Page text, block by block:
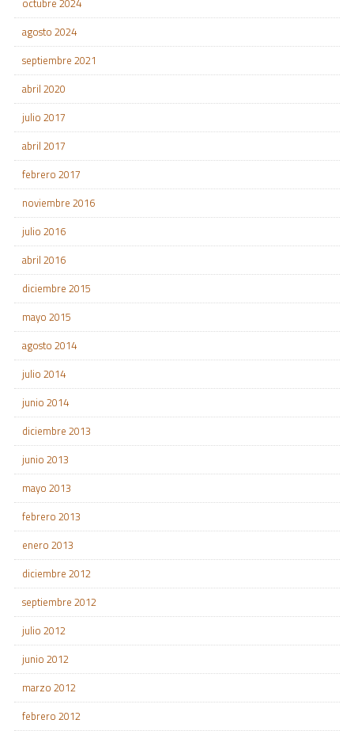
agosto 2024
septiembre 2021
abril 2020
julio 2017
abril 2017
febrero 2017
noviembre 2016
julio 2016
abril 2016
diciembre 2015
mayo 2015
agosto 2014
julio 2014
junio 2014
diciembre 2013
junio 2013
mayo 2013
febrero 2013
enero 2013
diciembre 2012
septiembre 2012
julio 2012
junio 2012
marzo 2012
febrero 2012